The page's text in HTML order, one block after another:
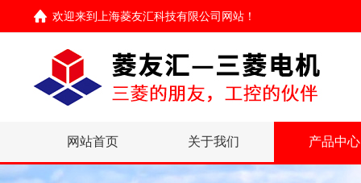
欢迎来到 上海菱友汇科技有限公司网站 ！
网站首页 关于我们 产品中心